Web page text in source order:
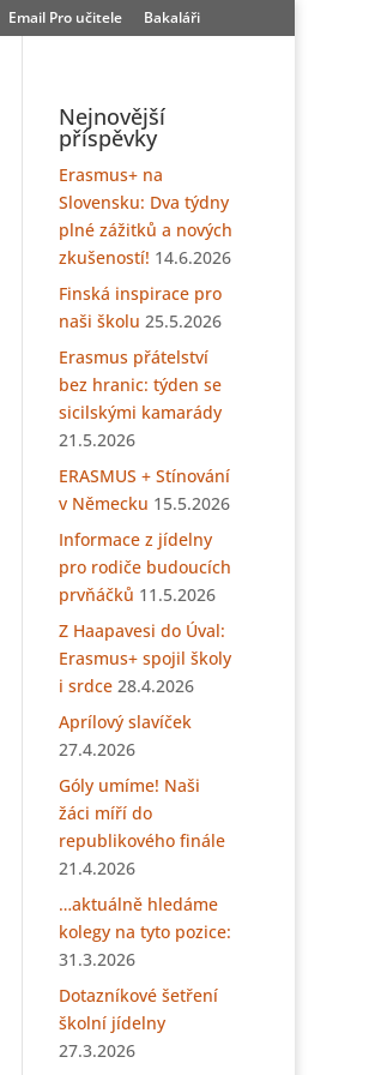
Email Pro učitele Bakaláři
Nejnovější
příspěvky
Erasmus+ na
Slovensku: Dva týdny
plné zážitků a nových
zkušeností! 14.6.2026
Finská inspirace pro
naši školu 25.5.2026
Erasmus přátelství
bez hranic: týden se
sicilskými kamarády
21.5.2026
ERASMUS + Stínování
v Německu 15.5.2026
Informace z jídelny
pro rodiče budoucích
prvňáčků 11.5.2026
Z Haapavesi do Úval:
Erasmus+ spojil školy
i srdce 28.4.2026
Aprílový slavíček
27.4.2026
Góly umíme! Naši
žáci míří do
republikového finále
21.4.2026
…aktuálně hledáme
kolegy na tyto pozice:
31.3.2026
Dotazníkové šetření
školní jídelny
27.3.2026